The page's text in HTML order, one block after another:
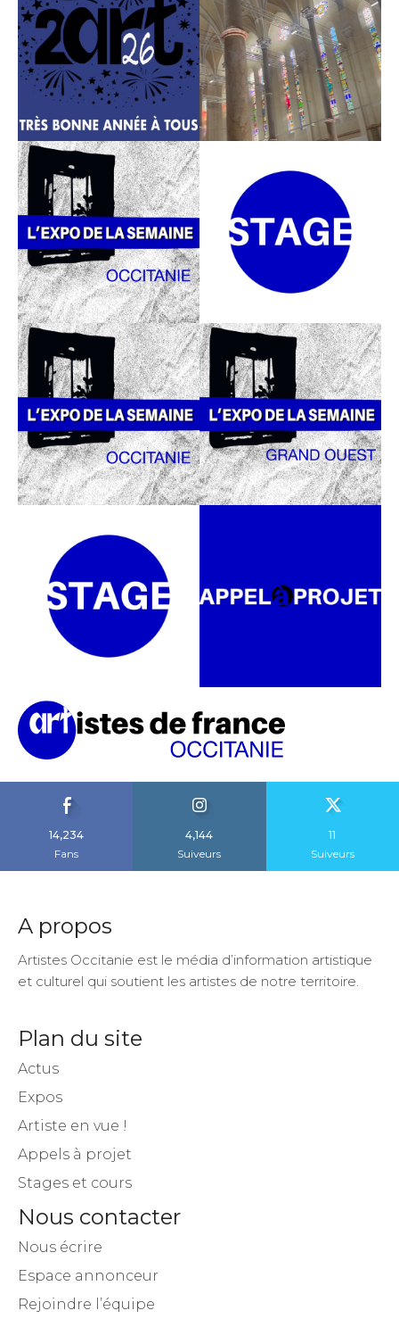
14,234
Fans
4,144
Suiveurs
11
Suiveurs
A propos
Artistes Occitanie est le média d’information artistique
et culturel qui soutient les artistes de notre territoire.
Plan du site
Actus
Expos
Artiste en vue !
Appels à projet
Stages et cours
Nous contacter
Nous écrire
Espace annonceur
Rejoindre l’équipe